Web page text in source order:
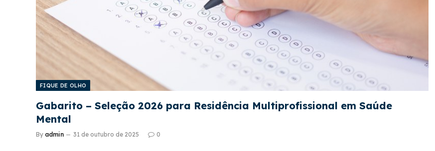
FIQUE DE OLHO
Gabarito – Seleção 2026 para Residência Multiprofissional em Saúde
Mental
By admin 31 de outubro de 2025 0